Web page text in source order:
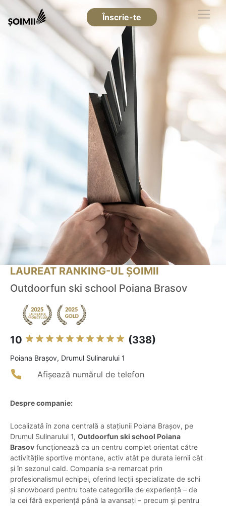
Înscrie-te
LAUREAT RANKING-UL ȘOIMII
Outdoorfun ski school Poiana Brasov
10 (338)
Poiana Braşov, Drumul Sulinarului 1
Afișează numărul de telefon
Despre companie:
Localizată în zona centrală a stațiunii Poiana Brașov, pe
Drumul Sulinarului 1, Outdoorfun ski school Poiana
Brasov funcționează ca un centru complet orientat către
activitățile sportive montane, activ atât pe durata iernii cât
și în sezonul cald. Compania s-a remarcat prin
profesionalismul echipei, oferind lecții specializate de schi
și snowboard pentru toate categoriile de experiență – de
la cei fără experiență până la avansați – precum și pentru